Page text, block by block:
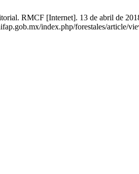
RMCF [Internet]. 13 de abril de
index.php/forestales/article/